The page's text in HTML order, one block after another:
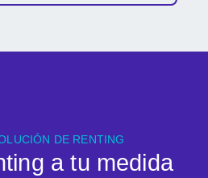
DE RENTING
a tu medida